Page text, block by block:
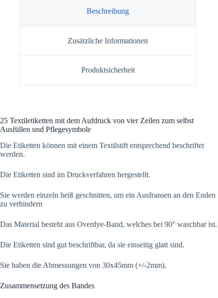
Beschreibung
Zusätzliche Informationen
Produktsicherheit
25 Textiletiketten mit dem Aufdruck von vier Zeilen zum selbst
Ausfüllen und Pflegesymbole
Die Etiketten können mit einem Textilstift entsprechend beschriftet
werden.
Die Etiketten sind im Druckverfahren hergestellt.
Sie werden einzeln heiß geschnitten, um ein Ausfransen an den Enden
zu verhindern
Das Material besteht aus Overdye-Band, welches bei 90° waschbar ist.
Die Etiketten sind gut beschriftbar, da sie einseitig glatt sind.
Sie haben die Abmessungen von 30x45mm (+/-2mm).
Zusammensetzung des Bandes